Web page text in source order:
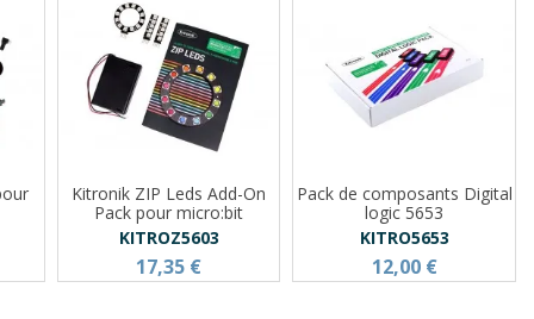
Kitronik ZIP Leds Add-On
Pack pour micro:bit
KITROZ5603
17,35 €
Pack de composants Digital
logic 5653
KITRO5653
12,00 €